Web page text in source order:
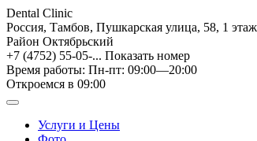
Dental Clinic
Россия, Тамбов, Пушкарская улица, 58, 1 этаж
Район Октябрьский
+7 (4752) 55-05-... Показать номер
Время работы: Пн-пт: 09:00—20:00
Откроемся в 09:00
Услуги и Цены